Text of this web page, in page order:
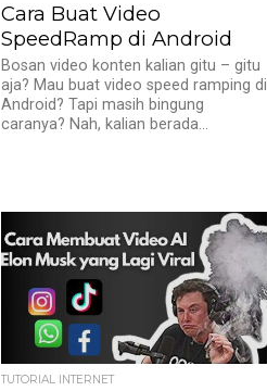
Cara Buat Video
SpeedRamp di Android
Bosan video konten kalian gitu – gitu
aja? Mau buat video speed ramping di
Android? Tapi masih bingung
caranya? Nah, kalian berada...
TUTORIAL INTERNET